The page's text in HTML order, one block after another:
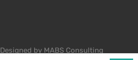
Designed by MABS Consulting